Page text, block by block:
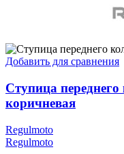
Добавить для сравнения
Ступица
коричневая
Regulmoto
Regulmoto